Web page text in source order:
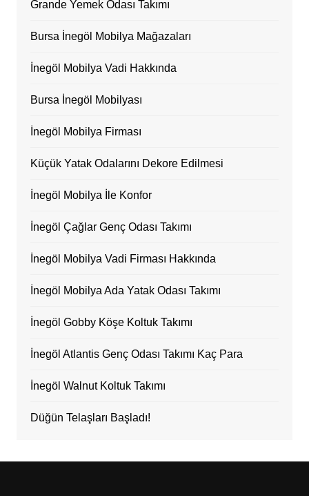
Grande Yemek Odası Takımı
Bursa İnegöl Mobilya Mağazaları
İnegöl Mobilya Vadi Hakkında
Bursa İnegöl Mobilyası
İnegöl Mobilya Firması
Küçük Yatak Odalarını Dekore Edilmesi
İnegöl Mobilya İle Konfor
İnegöl Çağlar Genç Odası Takımı
İnegöl Mobilya Vadi Firması Hakkında
İnegöl Mobilya Ada Yatak Odası Takımı
İnegöl Gobby Köşe Koltuk Takımı
İnegöl Atlantis Genç Odası Takımı Kaç Para
İnegöl Walnut Koltuk Takımı
Düğün Telaşları Başladı!